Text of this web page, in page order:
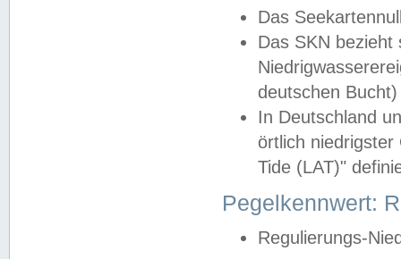
Das
Das SKN
deutschen
In Deutschland
örtlich
Tide (LAT)"
Pegelkennwert:
Regulierungs-